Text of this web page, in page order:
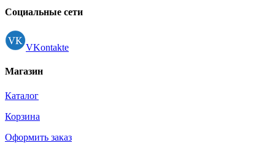
Регистрация
Социальные сети
VKontakte
Магазин
Каталог
Корзина
Оформить заказ